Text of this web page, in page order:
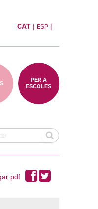
CAT| ESP|
PER A
ESCOLES
pdf